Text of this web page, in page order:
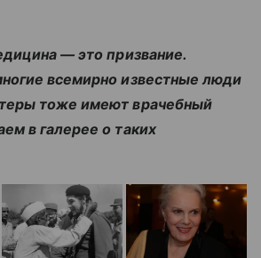
— это призвание.
всемирно известные люди
тоже имеют врачебный
в галерее о таких